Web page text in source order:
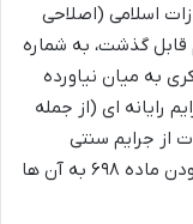
۱۰۴ قانون مجازات اسلامی (اصلاحی
قابل گذشت، به شماره
۶۹۸ تصریح کرده و از ماده ۷۴۶ ذکری به میان نیاورده
رایانه ای (از جمله
از جرایم سنتی
هستند و بنابراین، وصف قابل گذشت بودن ماده ۶۹۸ به آن ها